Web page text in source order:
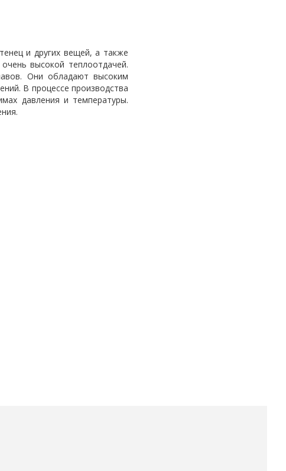
и других вещей, а также
высокой теплоотдачей.
Они обладают высоким
В процессе производства
давления и температуры.